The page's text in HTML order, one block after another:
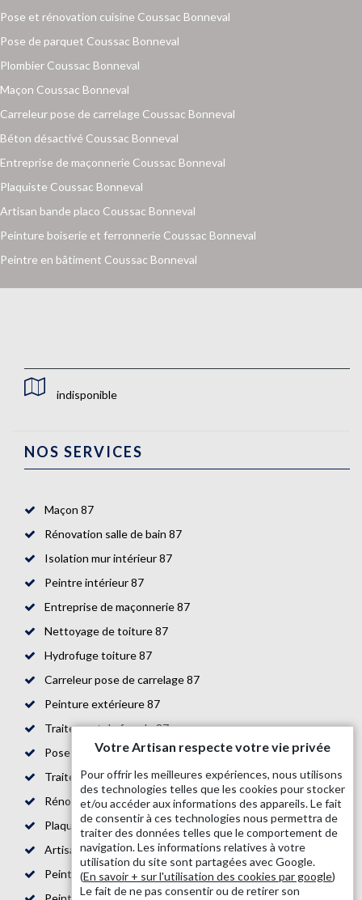
Pose et rénovation cuisine Coussac Bonneval
Pose de parquet Coussac Bonneval
Plombier Coussac Bonneval
Maçon Coussac Bonneval
Carreleur pose de carrelage Coussac Bonneval
Béton désactivé Coussac Bonneval
Entreprise de maçonnerie Coussac Bonneval
Plaquiste Coussac Bonneval
Artisan bande placo Coussac Bonneval
Peinture boiserie et ferronnerie Coussac Bonneval
Peintre en bâtiment Coussac Bonneval
indisponible
NOS SERVICES
Maçon 87
Rénovation salle de bain 87
Isolation mur intérieur 87
Peintre intérieur 87
Entreprise de maçonnerie 87
Nettoyage de toiture 87
Hydrofuge toiture 87
Carreleur pose de carrelage 87
Peinture extérieure 87
Traitement de façade 87
Pose de parquet 87
Traitement de toiture 87
Rénovation de maison 87
Plaquiste 87
Artisan bande placo 87
Peintre en bâtiment 87
Votre Artisan respecte votre vie privée
Pour offrir les meilleures expériences, nous utilisons
des technologies telles que les cookies pour stocker
et/ou accéder aux informations des appareils. Le fait
de consentir à ces technologies nous permettra de
traiter des données telles que le comportement de
navigation. Les informations relatives à votre
utilisation du site sont partagées avec Google.
(En savoir + sur l'utilisation des cookies par google)
Le fait de ne pas consentir ou de retirer son